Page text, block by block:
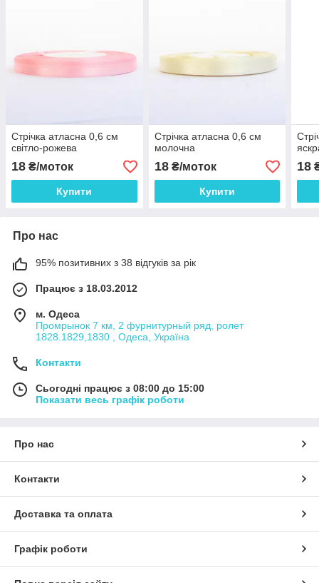
Стрічка атласна 0,6 см
світло-рожева
18 ₴/моток
Купити
Стрічка атласна 0,6 см
молочна
18₴/моток
Купити
18
Про нас
95% позитивних з 38 відгуків за рік
Працює з 18.03.2012
м. Одеса
Промрынок 7 км, 2 фурнитурный ряд, ролет
1828.1829,1830 , Одеса, Україна
Контакти
Сьогодні працює з 08:00 до 15:00
Показати весь графік роботи
Про нас
Контакти
Доставка та оплата
Графік роботи